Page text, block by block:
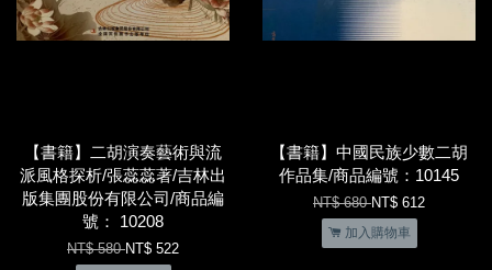
【書籍】二胡演奏藝術與流
派風格探析/張蕊蕊著/吉林出
版集團股份有限公司/商品編
號： 10208
NT$ 580NT$ 522
【書籍】中國民族少數二胡
作品集/商品編號：10145
NT$ 680NT$ 612
加入購物車